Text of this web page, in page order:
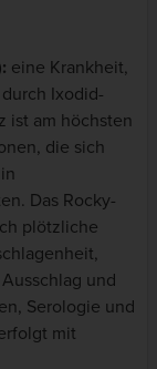
eine Krankheit,
Ixodid-
ist am höchsten
die sich
Das Rocky-
plötzliche
und
Serologie und
mit